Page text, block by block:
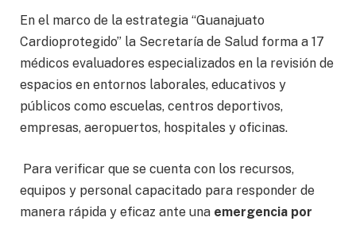
En el marco de la estrategia “Guanajuato
Cardioprotegido” la Secretaría de Salud forma a 17
médicos evaluadores especializados en la revisión de
espacios en entornos laborales, educativos y
públicos como escuelas, centros deportivos,
empresas, aeropuertos, hospitales y oficinas.
Para verificar que se cuenta con los recursos,
equipos y personal capacitado para responder de
manera rápida y eficaz ante una emergencia por